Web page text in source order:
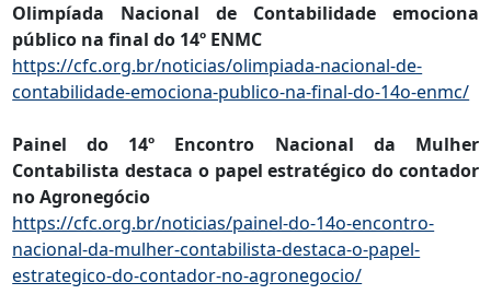
Olimpíada Nacional de Contabilidade emociona
público na final do 14º ENMC
https://cfc.org.br/noticias/olimpiada-nacional-de-
contabilidade-emociona-publico-na-final-do-14o-enmc/
Painel do 14º Encontro Nacional da Mulher
Contabilista destaca o papel estratégico do contador
no Agronegócio
https://cfc.org.br/noticias/painel-do-14o-encontro-
nacional-da-mulher-contabilista-destaca-o-papel-
estrategico-do-contador-no-agronegocio/